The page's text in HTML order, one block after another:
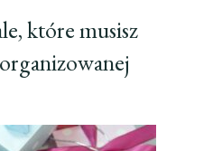
które musisz